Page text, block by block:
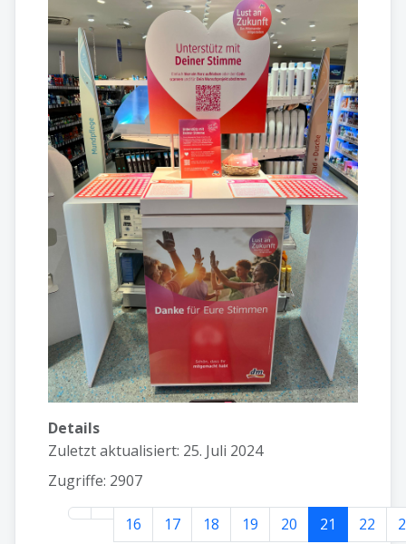
Details
Zuletzt aktualisiert: 25. Juli 2024
Zugriffe: 2907
Seite 21 von 67
16 17 18 19 20 21 22